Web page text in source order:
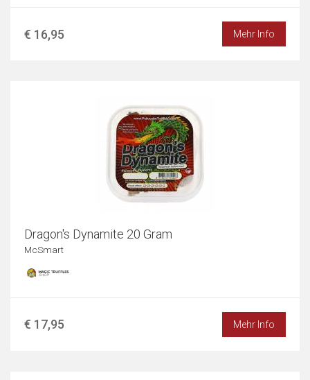
€ 16,95 Mehr Info
Dragon's Dynamite 20 Gram
McSmart
€ 17,95 Mehr Info